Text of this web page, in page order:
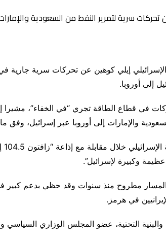
إيلي كوهين عن تحركات سرية جارية
إلى أوروبا.
في قطاع الطاقة تجري “في الخفاء”، مشيرا
والإمارات إلى أوروبا عبر إسرائيل، وفق
وكبيرة لإسرائيل”.
المسار مطروح منذ سنوات وقد حظي بدعم كبير
في هرمز.
التحتية، عضو المجلس الوزاري السياسي